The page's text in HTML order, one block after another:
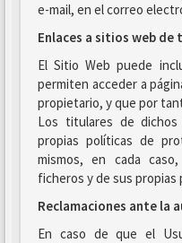
e-mail, en el correo
Enlaces a sitios web de
El Sitio Web puede
permiten acceder a
propietario, y que por
Los titulares de
propias políticas de
mismos, en cada
ficheros y de sus propias
Reclamaciones ante la
En caso de que el